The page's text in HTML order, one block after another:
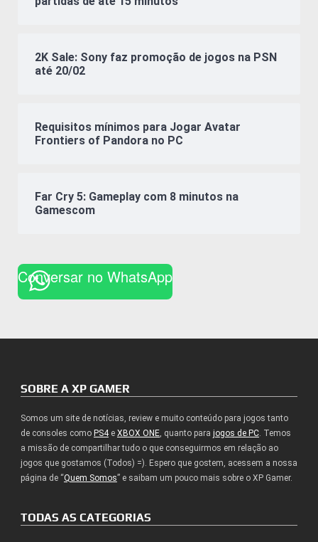
2K Sale: Sony faz promoção de jogos na PSN
até 20/02
Requisitos mínimos para Jogar Avatar
Frontiers of Pandora no PC
Far Cry 5: Gameplay com 8 minutos na
Gamescom
Conversar no WhatsApp
SOBRE A XP GAMER
Somos um site de notícias, review e muito conteúdo para jogos tanto
de consoles como PS4e XBOX ONE, quanto para jogos de PC. Temos
a missão de compartilhar tudo o que conseguirmos em relação ao
jogos que gostamos (Todos) =). Espero que gostem, acessem a nossa
página de “Quem Somos” e saibam um pouco mais sobre o XP Gamer.
TODAS AS CATEGORIAS